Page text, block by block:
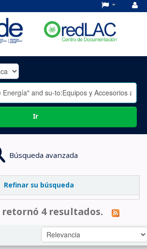
Ir
Búsqueda avanzada
Refinar su búsqueda
retornó 4 resultados.